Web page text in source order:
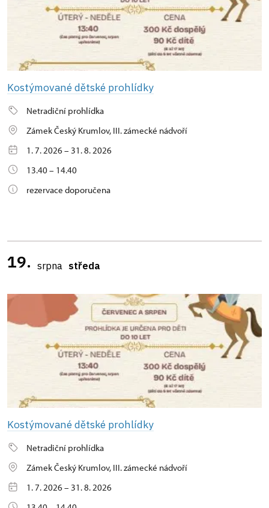
Kostýmované dětské prohlídky
Netradiční prohlídka
Zámek Český Krumlov, III. zámecké nádvoří
1. 7. 2026 – 31. 8. 2026
13.40 – 14.40
rezervace doporučena
19. srpna středa
Kostýmované dětské prohlídky
Netradiční prohlídka
Zámek Český Krumlov, III. zámecké nádvoří
1. 7. 2026 – 31. 8. 2026